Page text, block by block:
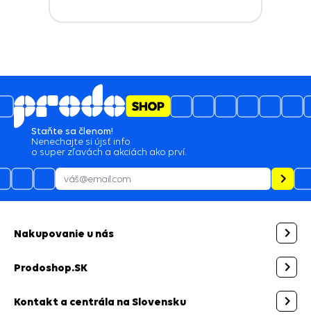
Staňte sa členom!
Nenechajte si újsť info
o super zľavách a akciách ako prví.
Nakupovanie u nás
Prodoshop.SK
Kontakt a centrála na Slovensku